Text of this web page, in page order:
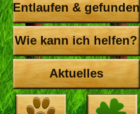
Entlaufen & gefunden
Wie kann ich helfen?
Aktuelles